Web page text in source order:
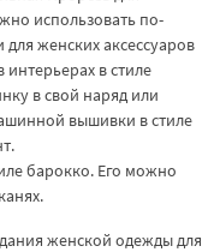
использовать по-
для женских аксессуаров
интерьерах в стиле
в свой наряд или
вышивки в стиле
барокко. Его можно
женской одежды для